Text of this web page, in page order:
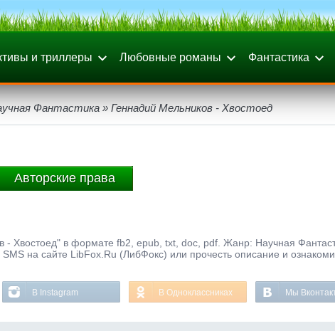
и триллеры Любовные романы Фантастика
Фантастика » Геннадий Мельников - Хвостоед
Авторские права
- Хвостоед" в формате fb2, epub, txt, doc, pdf. Жанр: Научная
на сайте LibFox.Ru (ЛибФокс) или прочесть описание и
В Instagram В Одноклассниках Мы